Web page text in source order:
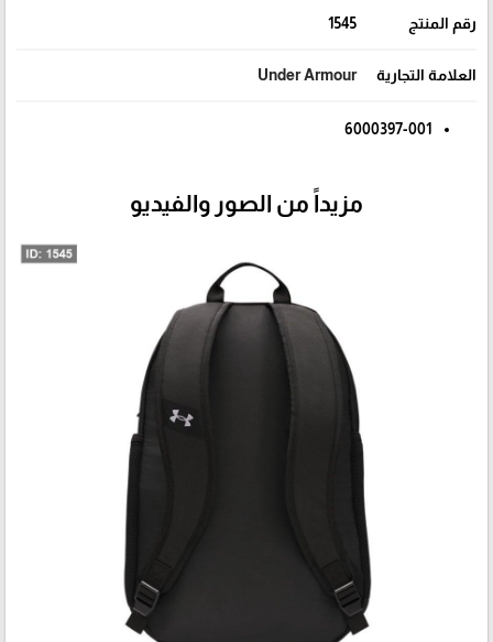
رقم المنتج 1545
العلامة التجارية Under Armour
6000397-001
مزيداً من الصور والفيديو